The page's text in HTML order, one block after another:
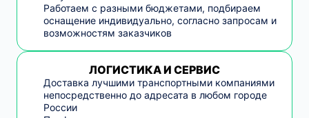
Работаем с разными бюджетами, подбираем
оснащение индивидуально, согласно запросам и
возможностям заказчиков
ЛОГИСТИКА И СЕРВИС
Доставка лучшими транспортными компаниями
непосредственно до адресата в любом городе
России